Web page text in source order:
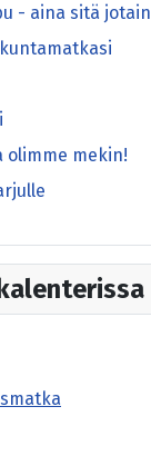
- aina sitä jotain
olimme mekin!